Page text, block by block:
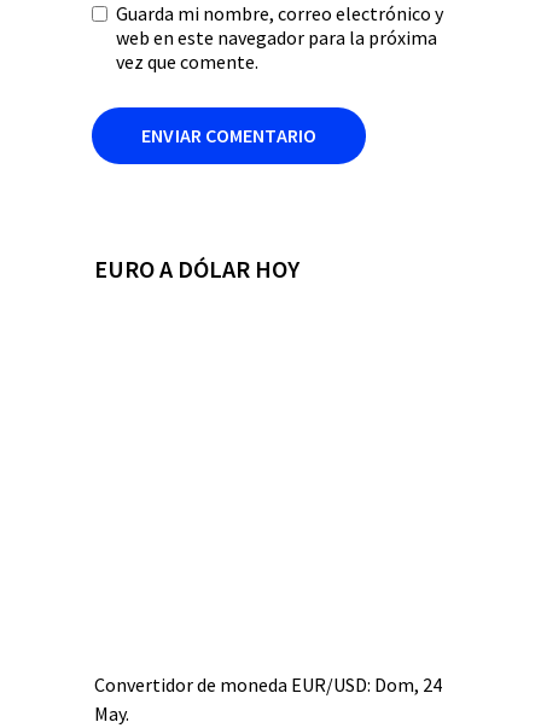
Guarda mi nombre, correo electrónico y
web en este navegador para la próxima
vez que comente.
EURO A DÓLAR HOY
Convertidor de moneda EUR/USD: Dom, 24
May.